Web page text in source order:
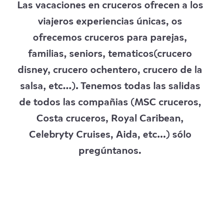
Las vacaciones en cruceros ofrecen a los
viajeros experiencias únicas, os
ofrecemos cruceros para parejas,
familias, seniors, tematicos(crucero
disney, crucero ochentero, crucero de la
salsa, etc...). Tenemos todas las salidas
de todos las compañias (MSC cruceros,
Costa cruceros, Royal Caribean,
Celebryty Cruises, Aida, etc...) sólo
pregúntanos.